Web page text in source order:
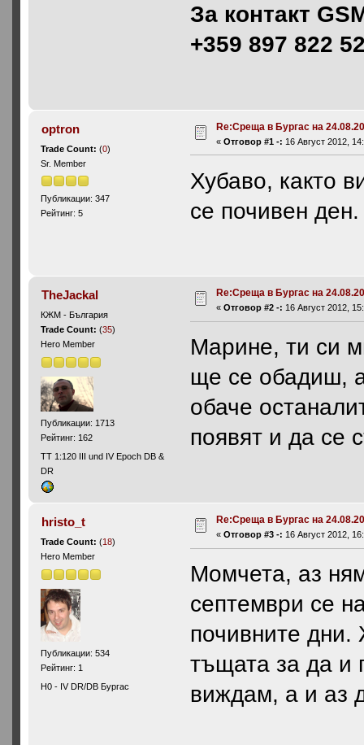
За контакт
+359 897 822
optron
Trade Count:(0)
Sr. Member
Публикации: 347
Рейтинг: 5
Re:Среща в Бургас на
«Отговор #1 -: 16 Август 2012,
Хубаво, както
се почивен
TheJackal
КЖМ - България
Trade Count:(35)
Hero Member
Публикации: 1713
Рейтинг: 162
ТТ 1:120 III und IV Epoch DB &
DR
Re:Среща в Бургас на
«Отговор #2 -: 16 Август 2012,
Марине, ти си
ще се обадиш,
обаче
появят и да се
hristo_t
Trade Count:(18)
Hero Member
Публикации: 534
Рейтинг: 1
H0 - IV DR/DB Бургас
Re:Среща в Бургас на
«Отговор #3 -: 16 Август 2012,
Момчета, аз
септември се
почивните
тъщата за да и
виждам, a и аз